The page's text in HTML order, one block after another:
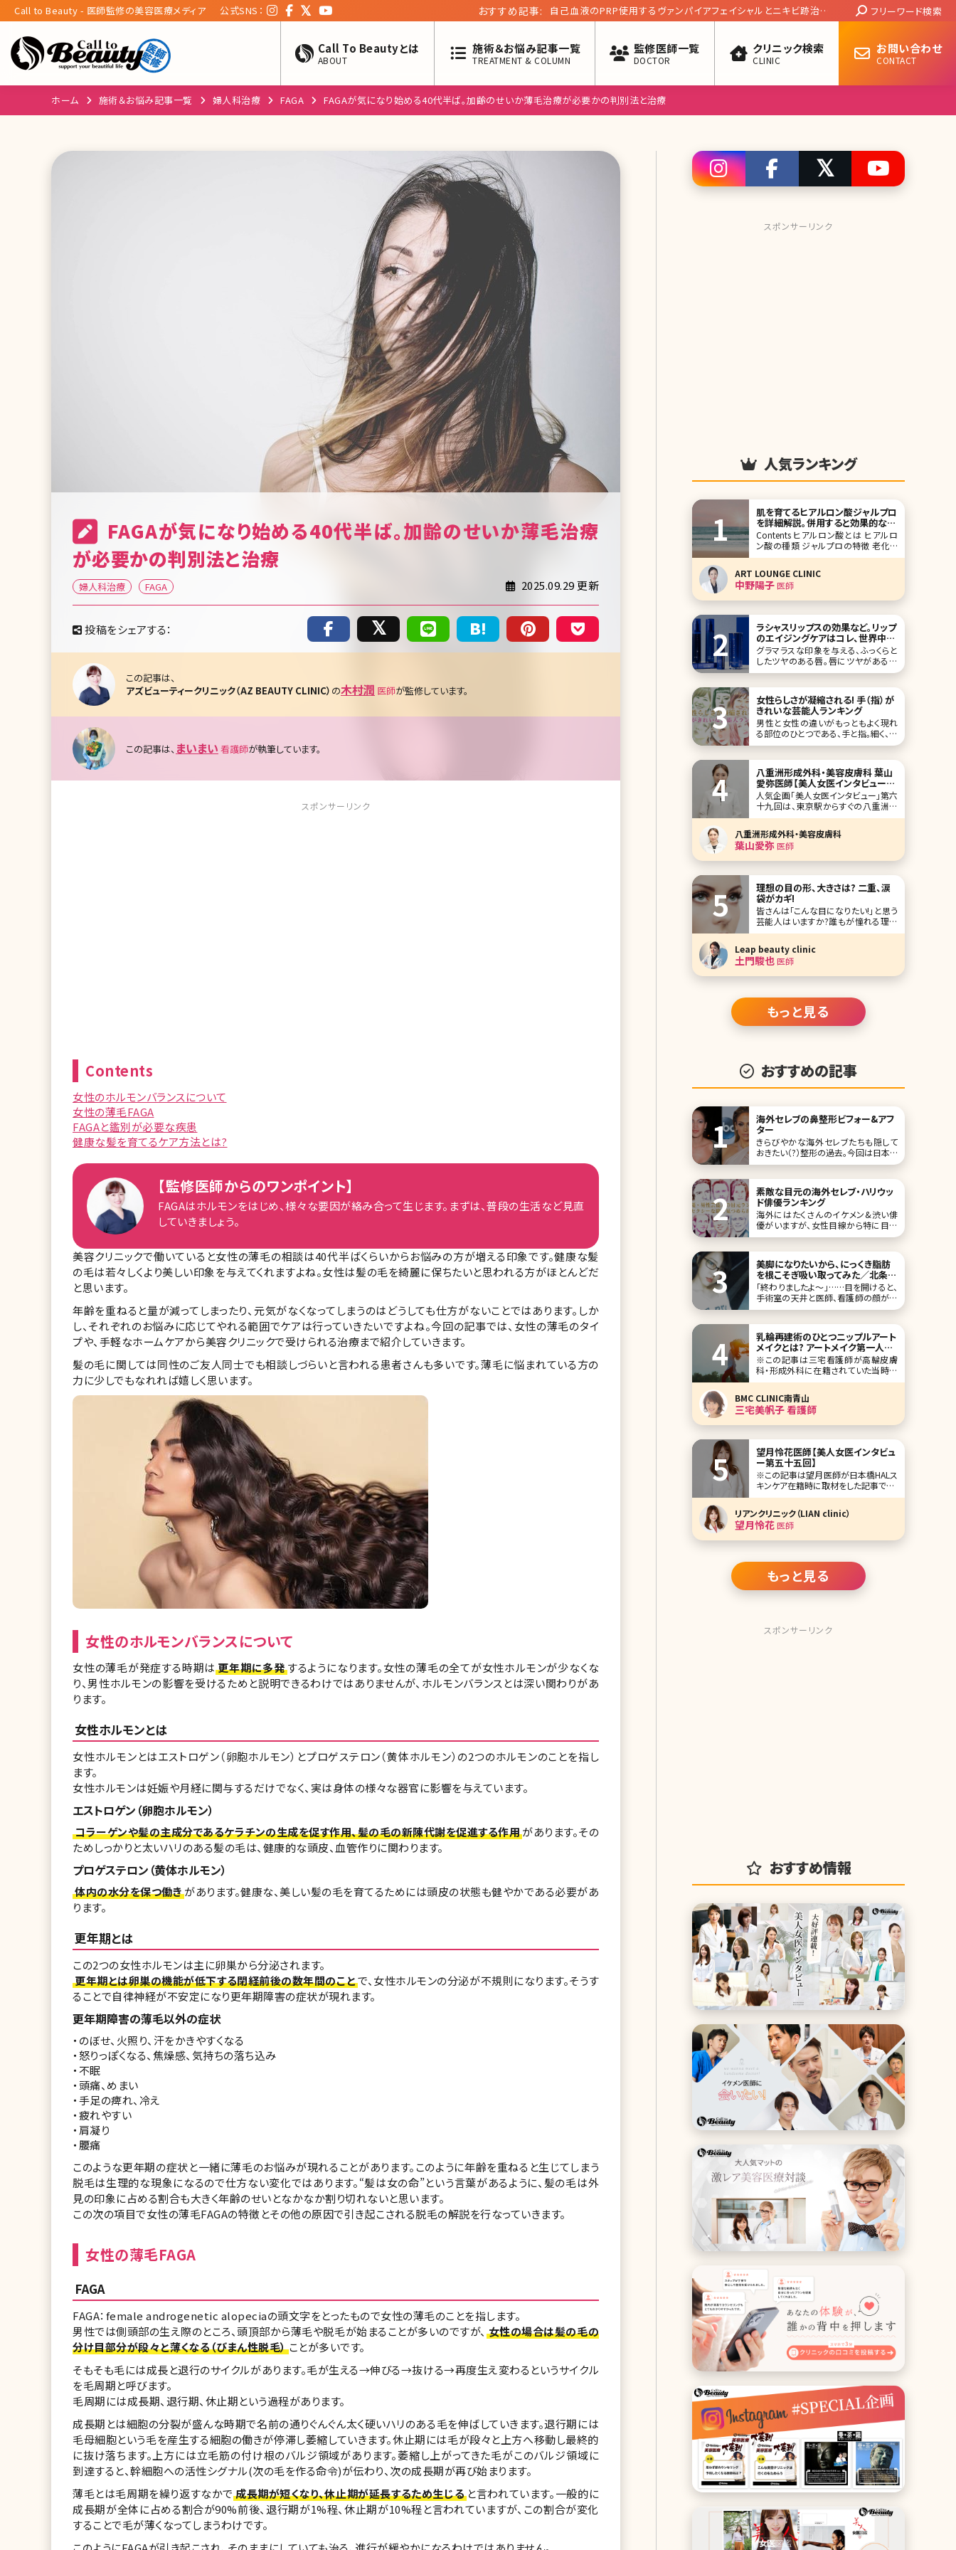
Call to Beauty - 医師監修の美容医療メディア 公式SNS： おすすめ記事:
自己血液のPRP使用するヴァンパイアフェイシャルとニキビ跡治療
Search:
フリーワード検索
Call To Beautyとは
ABOUT
施術＆お悩み記事一覧
TREATMENT & COLUMN
監修医師一覧
DOCTOR
クリニック検索
CLINIC
お問い合わせ
CONTACT
ホーム 施術＆お悩み記事一覧 婦人科治療 FAGA FAGAが気になり始める40代半ば。加齢のせいか薄毛治療が必要かの判別法と治療
FAGAが気になり始める40代半ば。加齢のせいか薄毛治療
が必要かの判別法と治療
婦人科治療 FAGA 2025.09.29 更新
投稿をシェアする：
この記事は、
アズビューティークリニック（AZ BEAUTY CLINIC） の木村潤 医師が監修しています。
この記事は、 まいまい 看護師が執筆しています。
スポンサーリンク
Contents
女性のホルモンバランスについて
女性の薄毛FAGA
FAGAと鑑別が必要な疾患
健康な髪を育てるケア方法とは?
【監修医師からのワンポイント】
FAGAはホルモンをはじめ、様々な要因が絡み合って生じます。まずは、普段の生活など見直
していきましょう。
美容クリニックで働いていると女性の薄毛の相談は40代半ばくらいからお悩みの方が増える印象です。健康な髪
の毛は若々しくより美しい印象を与えてくれますよね。女性は髪の毛を綺麗に保ちたいと思われる方がほとんどだ
と思います。
年齢を重ねると量が減ってしまったり、元気がなくなってしまうのはどうしても仕方がないことではあります。しか
し、それぞれのお悩みに応じてやれる範囲でケアは行っていきたいですよね。今回の記事では、女性の薄毛のタイ
プや、手軽なホームケアから美容クリニックで受けられる治療まで紹介していきます。
髪の毛に関しては同性のご友人同士でも相談しづらいと言われる患者さんも多いです。薄毛に悩まれている方の
力に少しでもなれれば嬉しく思います。
女性のホルモンバランスについて
女性の薄毛が発症する時期は更年期に多発するようになります。女性の薄毛の全てが女性ホルモンが少なくな
り、男性ホルモンの影響を受けるためと説明できるわけではありませんが、ホルモンバランスとは深い関わりがあ
ります。
女性ホルモンとは
女性ホルモンとはエストロゲン（卵胞ホルモン）とプロゲステロン（黄体ホルモン）の2つのホルモンのことを指し
ます。
女性ホルモンは妊娠や月経に関与するだけでなく、実は身体の様々な器官に影響を与えています。
エストロゲン（卵胞ホルモン）
コラーゲンや髪の主成分であるケラチンの生成を促す作用、髪の毛の新陳代謝を促進する作用があります。その
ためしっかりと太いハリのある髪の毛は、健康的な頭皮、血管作りに関わります。
プロゲステロン（黄体ホルモン）
体内の水分を保つ働きがあります。健康な、美しい髪の毛を育てるためには頭皮の状態も健やかである必要があ
ります。
更年期とは
この2つの女性ホルモンは主に卵巣から分泌されます。
更年期とは卵巣の機能が低下する閉経前後の数年間のことで、女性ホルモンの分泌が不規則になります。そうす
ることで自律神経が不安定になり更年期障害の症状が現れます。
更年期障害の薄毛以外の症状
・のぼせ、火照り、汗をかきやすくなる
・怒りっぽくなる、焦燥感、気持ちの落ち込み
・不眠
・頭痛、めまい
・手足の痺れ、冷え
・疲れやすい
・肩凝り
・腰痛
このような更年期の症状と一緒に薄毛のお悩みが現れることがあります。このように年齢を重ねると生じてしまう
脱毛は生理的な現象になるので仕方ない変化ではあります。“髪は女の命”という言葉があるように、髪の毛は外
見の印象に占める割合も大きく年齢のせいとなかなか割り切れないと思います。
この次の項目で女性の薄毛FAGAの特徴とその他の原因で引き起こされる脱毛の解説を行なっていきます。
女性の薄毛FAGA
FAGA
FAGA：female androgenetic alopeciaの頭文字をとったもので女性の薄毛のことを指します。
男性では側頭部の生え際のところ、頭頂部から薄毛や脱毛が始まることが多いのですが、 女性の場合は髪の毛の
分け目部分が段々と薄くなる（びまん性脱毛）ことが多いです。
そもそも毛には成長と退行のサイクルがあります。毛が生える→伸びる→抜ける→再度生え変わるというサイクル
を毛周期と呼びます。
毛周期には成長期、退行期、休止期という過程があります。
成長期とは細胞の分裂が盛んな時期で名前の通りぐんぐん太く硬いハリのある毛を伸ばしていきます。退行期には
毛母細胞という毛を産生する細胞の働きが停滞し萎縮していきます。休止期には毛が段々と上方へ移動し最終的
に抜け落ちます。上方には立毛筋の付け根のバルジ領域があります。萎縮し上がってきた毛がこのバルジ領域に
到達すると、幹細胞への活性シグナル(次の毛を作る命令)が伝わり、次の成長期が再び始まります。
薄毛とは毛周期を繰り返すなかで成長期が短くなり、休止期が延長するため生じる と言われています。一般的に
成長期が全体に占める割合が90%前後、退行期が1%程、休止期が10%程と言われていますが、この割合が変化
することで毛が薄くなってしまうわけです。
スポンサーリンク
人気ランキング
肌を育てるヒアルロン酸ジャルプロ
を詳細解説。併用すると効果的な治
療も紹介
Contents ヒアルロン酸とは ヒアルロ
ン酸の種類 ジャルプロの特徴 老化と
真皮細胞外マトリックス（ECM）、皮下組
ている施術、組み合わせたい施術 【監
修医師からのワンポイント】ジャルプロ
をはじめとしたECM製剤で真皮を日頃
ART LOUNGE CLINIC
中野陽子医師
ラシャスリップスの効果など。リップ
のエイジングケアはコレ、世界中で
ヒット!
グラマラスな印象を与える、ふっくらと
したツヤのある唇。唇にツヤがあるだ
けで、見た目年齢もぐっと若くなります
ているという人も多いと言われていま
すが、大人の女性ならベタつくだけのグ
ロスはNG。そこで注目したい
女性らしさが凝縮される! 手（指）が
きれいな芸能人ランキング
男性と女性の違いがもっともよく現れ
る部位のひとつである、手と指。細く、長
い指にビビッドな色のマニキュアを塗っ
もドキッとする瞬間があります。 手は顔
と同様、年齢が出やすいパーツ。年齢を
感じさせない美しい手肌を保つために
は美容皮膚科で行われている施術が
有効です。手
八重洲形成外科・美容皮膚科 葉山
愛弥医師【美人女医インタビュー第
六十九回】
人気企画「美人女医インタビュー」第六
十九回は、東京駅からすぐの八重洲形
成外科・美容皮膚科の葉山愛弥（はや
ま まなみ）先生です。2015年開院、原
かや院長が率いる経験豊富なベテラン
医師が勢ぞろいする八重洲形成外科・
美容皮膚科。その中で皮膚科治療を行
ーティーな雰囲気です
八重洲形成外科・美容皮膚科
葉山愛弥医師
理想の目の形、大きさは? 二重、涙
袋がカギ!
皆さんは「こんな目になりたい!」と思う
芸能人はいますか?誰もが憧れる理想
の目といえば、くっきりした二重まぶた、
ど、いろいろな条件があります。 ここで
は理想の目の条件を挙げながら、いま
人気の目を持つ芸能人を紹介していき
美容クリ
Leap beauty clinic
土門駿也医師
もっと見る
おすすめの記事
海外セレブの鼻整形ビフォー&アフ
ター
きらびやかな海外セレブたちも隠して
おきたい（?）整形の過去。今回は日本で
も人気の高い8名の海外セレブにスポ
ちのセレブたちは、少しばかり存在感
のある鼻が気になるようで、整形とい
えばとにもかくにも「鼻」なんです。 ジェ
ニファー
素敵な目元の海外セレブ・ハリウッ
ド俳優ランキング
海外にはたくさんのイケメン&渋い俳
優がいますが、女性目線から特に目元
に特化してランキングにしてみました。
Instagram Chris Hemsworth(
美脚になりたいから、にっくき脂肪
を根こそぎ吸い取ってみた／北条か
やの脂肪吸引（太もも、ふくらはぎ）
体験記
「終わりましたよ～」……目を開けると、
手術室の天井と医師、看護師の顔が見
えた。「ありがとうございます。すっかり
「今2時半だから、4時間ですね」「え、そ
んなに!?」麻酔の注射をしてからの記
憶が一切ない。手術を始めたのが午前
10時だから、4時間以上も眠っていたの
だ。そ
乳輪再建術のひとつニップルアート
メイクとは? アートメイク第一人者
が解説します
※この記事は三宅看護師が高輪皮膚
科・形成外科に在籍されていた当時の
記事です。 今、日本で乳癌と診断され
る女性は、1年間に4万人にのぼってい
ます。 多種多様な治療法の一つに乳房
切除があります。 癌発生個所により乳
頭・乳輪を残せる場合もありますが、乳
BMC CLINIC南青山
三宅美帆子 看護師
望月怜花医師【美人女医インタビュ
ー第五十五回】
※この記事は望月医師が日本橋HALス
キンケア在籍時に取材をした記事です。
「美人女医インタビュー」第五十五回
は、東京人形町駅からすぐの日本橋
HALスキンケアの望月怜花（もちづき
れいか）先生です。 日本橋HALスキンケ
アは、歯科クリニック経営の医療法人
開院されま
リアンクリニック（LIAN clinic）
望月怜花医師
もっと見る
スポンサーリンク
おすすめ情報